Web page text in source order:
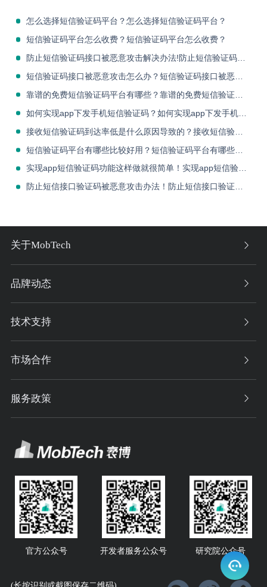
怎么选择短信验证码平台？怎么选择短信验证码平台？
短信验证码平台怎么收费？短信验证码平台怎么收费？
防止短信验证码接口被恶意攻击解决办法!防止短信验证码接口被恶意攻击解决办法!
短信验证码接口被恶意攻击怎么办？短信验证码接口被恶意攻击怎么办？
如何实现app下发手机短信验证码？如何实现app下发手机短信验证码？
接收短信验证码到达率低是什么原因导致的？接收短信验证码到达率低是什么原因导致的？
短信验证码平台有哪些比较好用？短信验证码平台有哪些比较好用？
实现app短信验证码功能这样做就很简单！实现app短信验证码功能这样做就很简单！
防止短信接口验证码被恶意攻击办法！防止短信接口验证码被恶意攻击办法！
关于MobTech
品牌动态
技术支持
市场合作
服务政策
官方公众号 开发者服务公众号 研究院公众号
(长按识别或截图保存二维码)